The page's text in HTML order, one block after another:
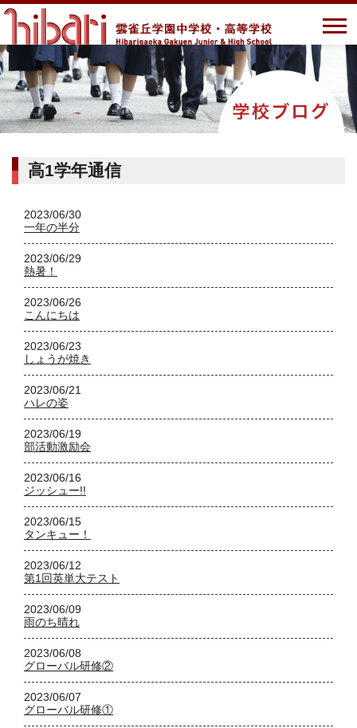
高1学年通信
2023/06/30
一年の半分
2023/06/29
熱暑！
2023/06/26
こんにちは
2023/06/23
しょうが焼き
2023/06/21
ハレの姿
2023/06/19
部活動激励会
2023/06/16
ジッシュー!!
2023/06/15
タンキュー！
2023/06/12
第1回英単大テスト
2023/06/09
雨のち晴れ
2023/06/08
グローバル研修②
2023/06/07
グローバル研修①